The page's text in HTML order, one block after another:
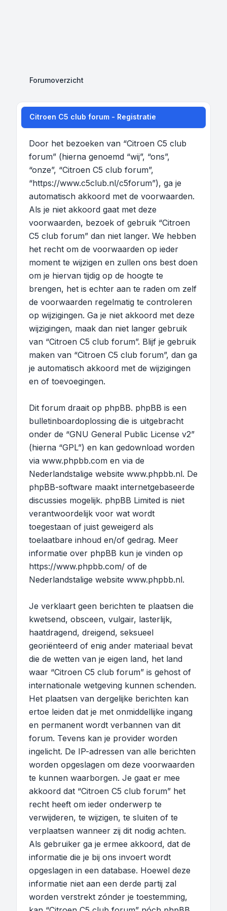
Forumoverzicht
Citroen C5 club forum - Registratie
Door het bezoeken van “Citroen C5 club
forum” (hierna genoemd “wij”, “ons”,
“onze”, “Citroen C5 club forum”,
“https://www.c5club.nl/c5forum”), ga je
automatisch akkoord met de voorwaarden.
Als je niet akkoord gaat met deze
voorwaarden, bezoek of gebruik “Citroen
C5 club forum” dan niet langer. We hebben
het recht om de voorwaarden op ieder
moment te wijzigen en zullen ons best doen
om je hiervan tijdig op de hoogte te
brengen, het is echter aan te raden om zelf
de voorwaarden regelmatig te controleren
op wijzigingen. Ga je niet akkoord met deze
wijzigingen, maak dan niet langer gebruik
van “Citroen C5 club forum”. Blijf je gebruik
maken van “Citroen C5 club forum”, dan ga
je automatisch akkoord met de wijzigingen
en of toevoegingen.
Dit forum draait op phpBB. phpBB is een
bulletinboardoplossing die is uitgebracht
onder de “GNU General Public License v2”
(hierna “GPL”) en kan gedownload worden
via www.phpbb.com en via de
Nederlandstalige website www.phpbb.nl. De
phpBB-software maakt internetgebaseerde
discussies mogelijk. phpBB Limited is niet
verantwoordelijk voor wat wordt
toegestaan of juist geweigerd als
toelaatbare inhoud en/of gedrag. Meer
informatie over phpBB kun je vinden op
https://www.phpbb.com/ of de
Nederlandstalige website www.phpbb.nl.
Je verklaart geen berichten te plaatsen die
kwetsend, obsceen, vulgair, lasterlijk,
haatdragend, dreigend, seksueel
georiënteerd of enig ander materiaal bevat
die de wetten van je eigen land, het land
waar “Citroen C5 club forum” is gehost of
internationale wetgeving kunnen schenden.
Het plaatsen van dergelijke berichten kan
ertoe leiden dat je met onmiddellijke ingang
en permanent wordt verbannen van dit
forum. Tevens kan je provider worden
ingelicht. De IP-adressen van alle berichten
worden opgeslagen om deze voorwaarden
te kunnen waarborgen. Je gaat er mee
akkoord dat “Citroen C5 club forum” het
recht heeft om ieder onderwerp te
verwijderen, te wijzigen, te sluiten of te
verplaatsen wanneer zij dit nodig achten.
Als gebruiker ga je ermee akkoord, dat de
informatie die je bij ons invoert wordt
opgeslagen in een database. Hoewel deze
informatie niet aan een derde partij zal
worden verstrekt zónder je toestemming,